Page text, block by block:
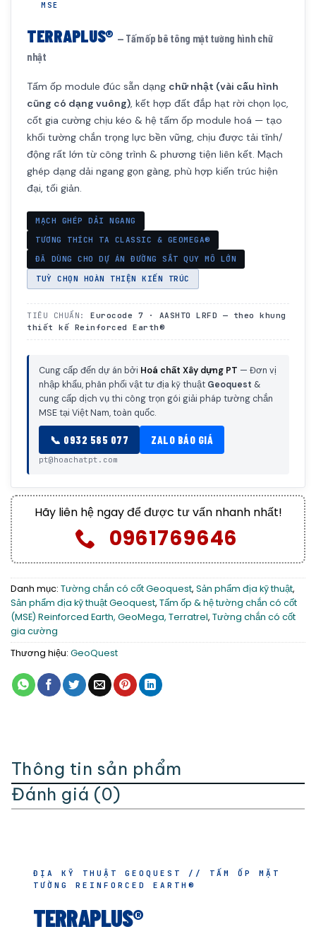
MSE
TERRAPLUS® — Tấm ốp bê tông mặt tường hình chữ
nhật
Tấm ốp module đúc sẵn dạng chữ nhật (vài cấu hình
cũng có dạng vuông), kết hợp đất đắp hạt rời chọn lọc,
cốt gia cường chịu kéo & hệ tấm ốp module hoá — tạo
khối tường chắn trọng lực bền vững, chịu được tải tĩnh/
động rất lớn từ công trình & phương tiện liên kết. Mạch
ghép dạng dải ngang gọn gàng, phù hợp kiến trúc hiện
đại, tối giản.
MẠCH GHÉP DẢI NGANG
TƯƠNG THÍCH TA CLASSIC & GEOMEGA®
ĐÃ DÙNG CHO DỰ ÁN ĐƯỜNG SẮT QUY MÔ LỚN
TUỲ CHỌN HOÀN THIỆN KIẾN TRÚC
TIÊU CHUẨN: Eurocode 7 · AASHTO LRFD — theo khung
thiết kế Reinforced Earth®
Cung cấp đến dự án bởi Hoá chất Xây dựng PT — Đơn vị
nhập khẩu, phân phối vật tư địa kỹ thuật Geoquest &
cung cấp dịch vụ thi công trọn gói giải pháp tường chắn
MSE tại Việt Nam, toàn quốc.
📞 0932 585 077 ZALO BÁO GIÁ
pt@hoachatpt.com
Hãy liên hệ ngay để được tư vấn nhanh nhất!
0961769646
Danh mục: Tường chắn có cốt Geoquest, Sản phẩm địa kỹ thuật,
Sản phẩm địa kỹ thuật Geoquest, Tấm ốp & hệ tường chắn có cốt
(MSE) Reinforced Earth, GeoMega, Terratrel, Tường chắn có cốt
gia cường
Thương hiệu: GeoQuest
Thông tin sản phẩm
Đánh giá (0)
ĐỊA KỸ THUẬT GEOQUEST // TẤM ỐP MẶT
TƯỜNG REINFORCED EARTH®
TERRAPLUS®